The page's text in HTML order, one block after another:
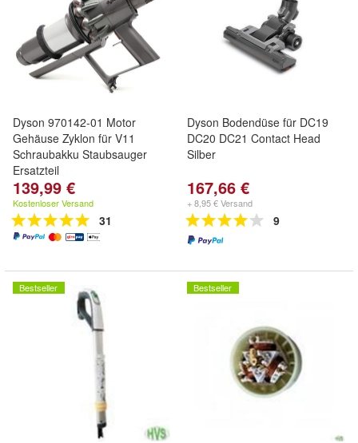
Dyson 970142-01 Motor
Gehäuse Zyklon für V11
Schraubakku Staubsauger
Ersatzteil
139,99 €
Kostenloser Versand
31
Dyson Bodendüse für DC19
DC20 DC21 Contact Head
Silber
167,66 €
+ 8,95 € Versand
9
Bestseller Bestseller